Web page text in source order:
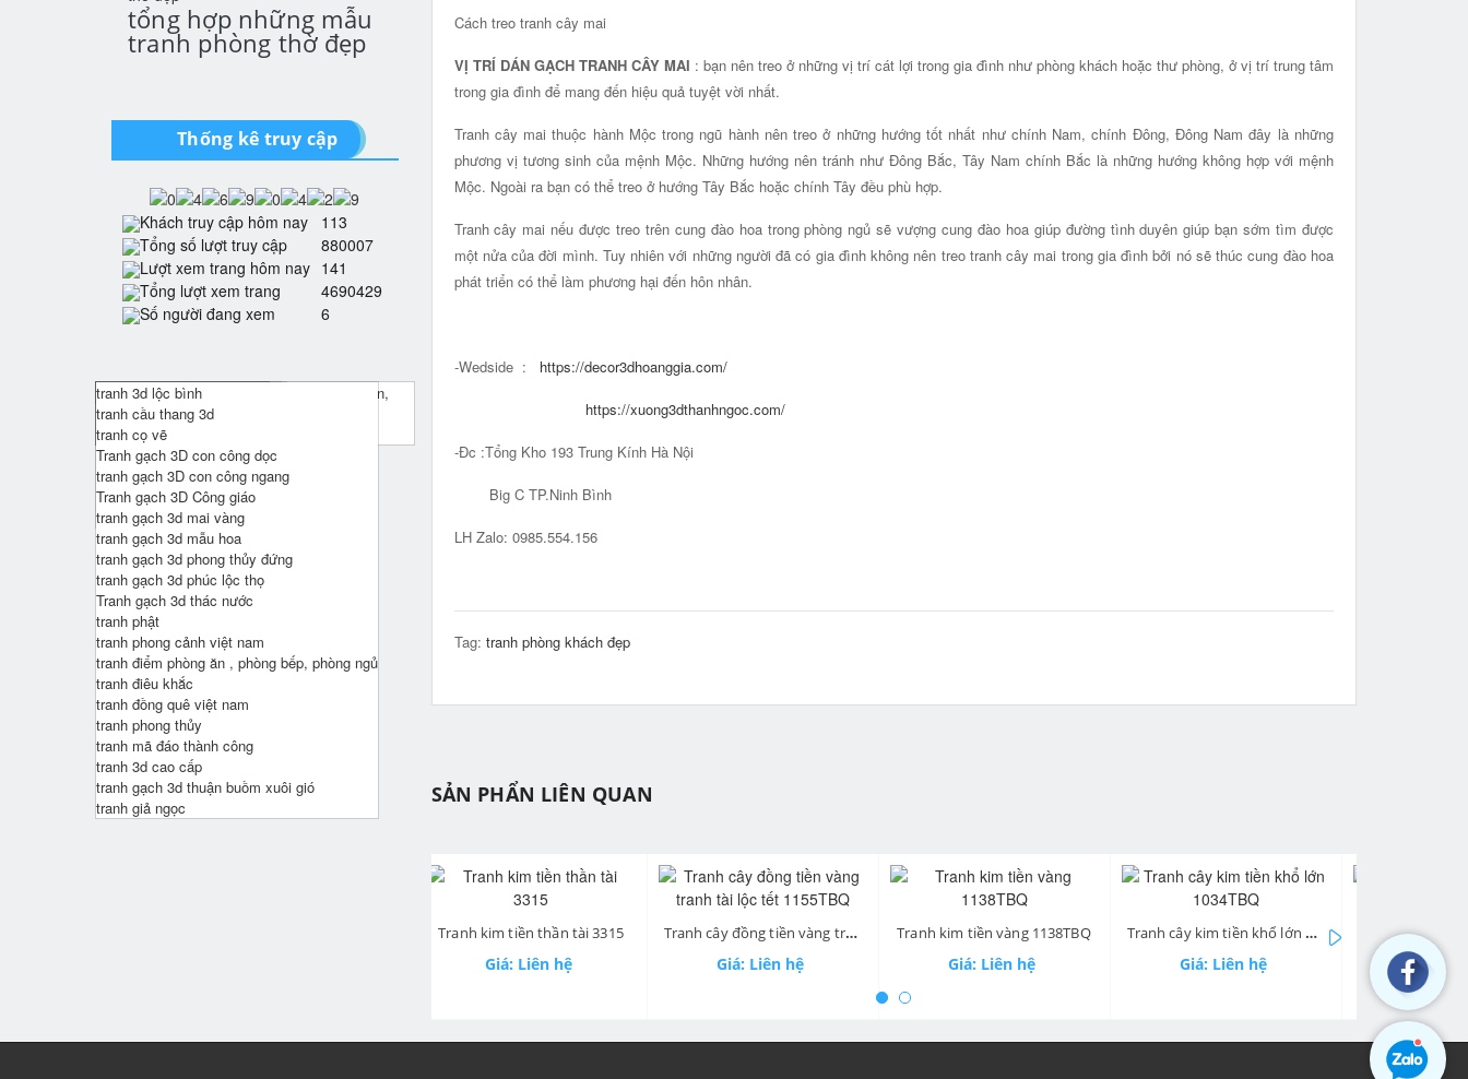
Cách treo tranh cây mai
VỊ TRÍ DÁN GẠCH TRANH CÂY MAI : bạn nên treo ở những vị trí cát lợi trong gia đình như phòng khách hoặc thư phòng, ở vị trí trung tâm
trong gia đình để mang đến hiệu quả tuyệt vời nhất.
Tranh cây mai thuộc hành Mộc trong ngũ hành nên treo ở những hướng tốt nhất như chính Nam, chính Đông, Đông Nam đây là những
phương vị tương sinh của mệnh Mộc. Những hướng nên tránh như Đông Bắc, Tây Nam chính Bắc là những hướng không hợp với mệnh
Mộc. Ngoài ra bạn có thể treo ở hướng Tây Bắc hoặc chính Tây đều phù hợp.
Tranh cây mai nếu được treo trên cung đào hoa trong phòng ngủ sẽ vượng cung đào hoa giúp đường tình duyên giúp bạn sớm tìm được
một nửa của đời mình. Tuy nhiên với những người đã có gia đình không nên treo tranh cây mai trong gia đình bởi nó sẽ thúc cung đào hoa
phát triển có thể làm phương hại đến hôn nhân.
-Wedside : https://decor3dhoanggia.com/
https://xuong3dthanhngoc.com/
-Đc :Tổng Kho 193 Trung Kính Hà Nội
Big C TP.Ninh Bình
LH Zalo: 0985.554.156
Tag: tranh phòng khách đẹp
SẢN PHẨN LIÊN QUAN
Giá: Liên hệ
Tranh kim tiền vàng 1138TBQ
Giá: Liên hệ Giá: Liên hệ
Tranh cây lộc vừng tài lộc 722BS
Giá: Liên hệ
Tranh kim
prev
Tranh 3d cửu ngư quần hội , tranh 3d hoa sen,
tranh 3d cá chép
tranh treo tường đồng quê
tranh gạch 3d cá chép
tranh gạch 3d phòng khách
tranh gạch 3d phòng thờ
tranh phòng khách
tranh Bác Hồ
Tranh Bản Đồ Thế Giới
Tranh Chữ Thư Pháp
tranh kim tiền , cây mai vàng
Tranh phòng thờ
Tranh tứ quý
Tranh Vạn Lý Trường Thành
họa tiết nổi 3d
tranh hiện đại - tranh dài
tranh treo tường phù điêu bộ 3
tranh 3d lộc bình
tranh cầu thang 3d
tranh cọ vẽ
Tranh gạch 3D con công dọc
tranh gạch 3D con công ngang
Tranh gạch 3D Công giáo
tranh gạch 3d mai vàng
tranh gạch 3d mẫu hoa
tranh gạch 3d phong thủy đứng
tranh gạch 3d phúc lộc thọ
Tranh gạch 3d thác nước
tranh phật
tranh phong cảnh việt nam
tranh điểm phòng ăn , phòng bếp, phòng ngủ
tranh điêu khắc
tranh đồng quê việt nam
tranh phong thủy
tranh mã đáo thành công
tranh 3d cao cấp
tranh gạch 3d thuận buồm xuôi gió
tranh giả ngọc
tổng hợp những mẫu
tranh phòng thờ đẹp
Thống kê truy cập
Khách truy cập hôm nay
113
Tổng số lượt truy cập
880007
Lượt xem trang hôm nay 141
Tổng lượt xem trang
4690429
Số người đang xem
6